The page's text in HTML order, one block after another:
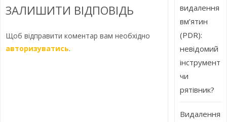
ЗАЛИШИТИ ВІДПОВІДЬ
Щоб відправити коментар вам необхідно
авторизуватись.
видалення
вм’ятин
(PDR):
невідомий
інструмент
чи
рятівник?
Видалення